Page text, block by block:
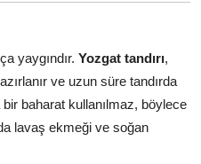
yaygındır. Yozgat tandırı,
ve uzun süre tandırda
baharat kullanılmaz, böylece
lavaş ekmeği ve soğan